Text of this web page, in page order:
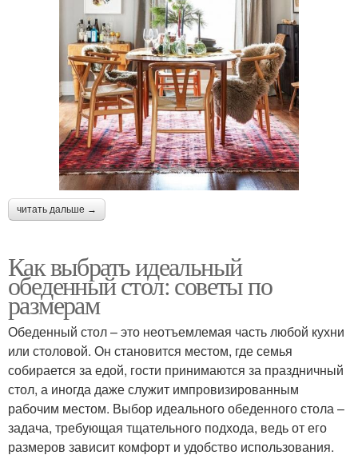
читать дальше →
Как выбрать идеальный
обеденный стол: советы по
размерам
Обеденный стол – это неотъемлемая часть любой кухни
или столовой. Он становится местом, где семья
собирается за едой, гости принимаются за праздничный
стол, а иногда даже служит импровизированным
рабочим местом. Выбор идеального обеденного стола –
задача, требующая тщательного подхода, ведь от его
размеров зависит комфорт и удобство использования.